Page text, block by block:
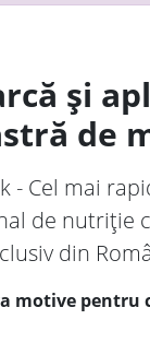
și
de
- Cel mai
de nutriție
din
motive pentru